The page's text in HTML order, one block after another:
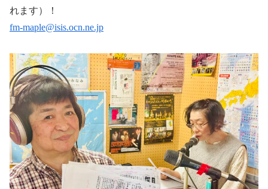
れます）！
fm-maple@isis.ocn.ne.jp